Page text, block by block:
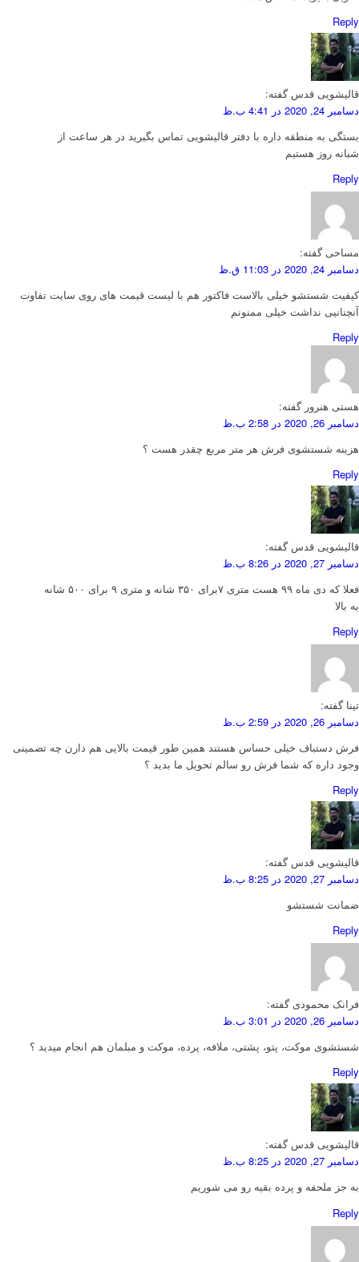
Reply
قالیشویی قدس گفته:
دسامبر 24, 2020 در 4:41 ب.ظ
بستگی به منطقه داره با دفتر قالیشویی تماس بگیرید در هر ساعت از
شبانه روز هستیم
Reply
مساحی گفته:
دسامبر 24, 2020 در 11:03 ق.ظ
کیفیت شستشو خیلی بالاست فاکتور هم با لیست قیمت های روی سایت تفاوت
آنچنانیی نداشت خیلی ممنونم
Reply
هستی هنرور گفته:
دسامبر 26, 2020 در 2:58 ب.ظ
هزینه شستشوی فرش هر متر مربع چقدر هست ؟
Reply
قالیشویی قدس گفته:
دسامبر 27, 2020 در 8:26 ب.ظ
فعلا که دی ماه ۹۹ هست متری ۷برای ۳۵۰ شانه و متری ۹ برای ۵۰۰ شانه
به بالا
Reply
تینا گفته:
دسامبر 26, 2020 در 2:59 ب.ظ
فرش دستباف خیلی حساس هستند همین طور قیمت بالایی هم دارن چه تضمینی
وجود داره که شما فرش رو سالم تحویل ما بدید ؟
Reply
قالیشویی قدس گفته:
دسامبر 27, 2020 در 8:25 ب.ظ
ضمانت شستشو
Reply
فرانک محمودی گفته:
دسامبر 26, 2020 در 3:01 ب.ظ
شستشوی موکت، پتو، پشتی، ملافه، پرده، موکت و مبلمان هم انجام میدید ؟
Reply
قالیشویی قدس گفته:
دسامبر 27, 2020 در 8:25 ب.ظ
به جز ملحفه و پرده بقیه رو می شوریم
Reply